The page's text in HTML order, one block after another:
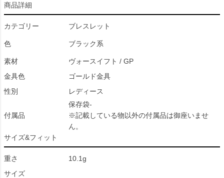
商品詳細
カテゴリー ブレスレット
色 ブラック系
素材
ヴォースイフト / GP
金具色
ゴールド金具
性別
レディース
付属品
保存袋-
※記載している物以外の付属品は御座いませ
ん。
サイズ&フィット
重さ
10.1g
サイズ